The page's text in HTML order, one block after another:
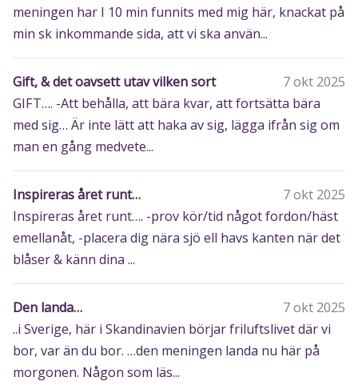
meningen har I 10 min funnits med mig här, knackat på
min sk inkommande sida, att vi ska använ...
Gift, & det oavsett utav vilken sort
7 okt 2025
GIFT…. -Att behålla, att bära kvar, att fortsätta bära
med sig… Är inte lätt att haka av sig, lägga ifrån sig om
man en gång medvete...
Inspireras året runt…
7 okt 2025
Inspireras året runt…. -prov kör/tid något fordon/häst
emellanåt, -placera dig nära sjö ell havs kanten när det
blåser & känn dina ...
Den landa…
7 okt 2025
..i Sverige, här i Skandinavien börjar friluftslivet där vi
bor, var än du bor. …den meningen landa nu här på
morgonen. Någon som läs...